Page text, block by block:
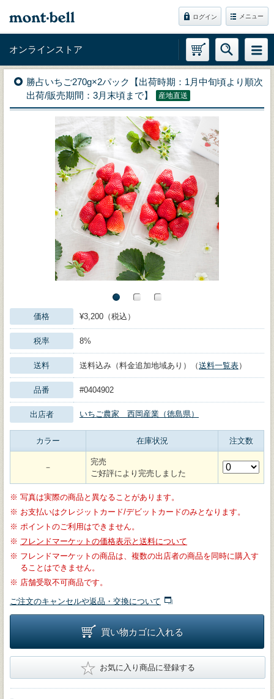
ログイン メニュー
オンラインストア
勝占いちご270g×2パック【出荷時期：1月中旬頃より順次
出荷/販売期間：3月末頃まで】
産地直送
価格 ¥3,200（税込）
税率 8%
送料 送料込み（料金追加地域あり）（送料一覧表）
品番 #0404902
出店者 いちご農家 西岡産業（徳島県）
カラー 在庫状況 注文数
－
完売
ご好評により完売しました
※ 写真は実際の商品と異なることがあります。
※ お支払いはクレジットカード/デビットカードのみとなります。
※ ポイントのご利用はできません。
※ フレンドマーケットの価格表示と送料について
※ フレンドマーケットの商品は、複数の出店者の商品を同時に購入す
ることはできません。
※ 店舗受取不可商品です。
ご注文のキャンセルや返品・交換について
買い物カゴに入れる
★ お気に入り商品に登録する